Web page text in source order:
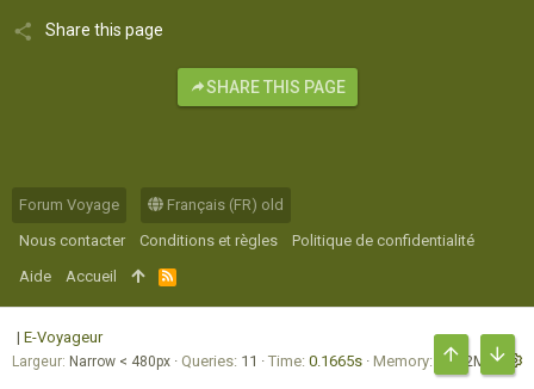
Share this page
SHARE THIS PAGE
Forum Voyage
Français (FR) old
Nous contacter
Conditions et règles
Politique de confidentialité
Aide
Accueil
R
S
S
| E-Voyageur
Largeur Queries 11 Time 0.1665s Memory 17.02MB
HAUT BAS